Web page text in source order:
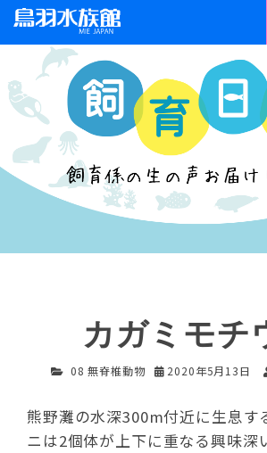
カガミモチ
08 無脊椎動物 2020年5月13日
熊野灘の水深300m付近に生息す
ニは2個体が上下に重なる興味深